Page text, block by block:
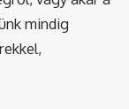
mindig